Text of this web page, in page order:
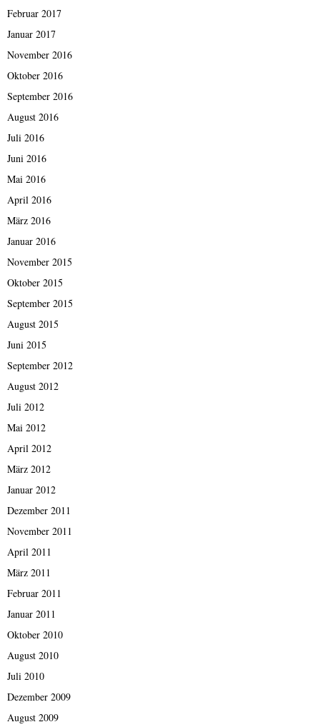
Februar 2017
Januar 2017
November 2016
Oktober 2016
September 2016
August 2016
Juli 2016
Juni 2016
Mai 2016
April 2016
März 2016
Januar 2016
November 2015
Oktober 2015
September 2015
August 2015
Juni 2015
September 2012
August 2012
Juli 2012
Mai 2012
April 2012
März 2012
Januar 2012
Dezember 2011
November 2011
April 2011
März 2011
Februar 2011
Januar 2011
Oktober 2010
August 2010
Juli 2010
Dezember 2009
August 2009